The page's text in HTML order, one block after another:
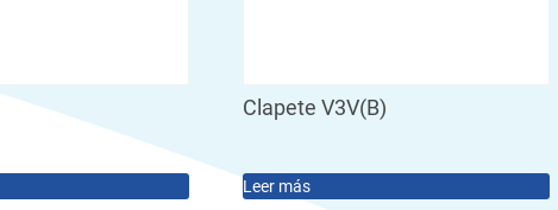
Clapete V3V(B)
Leer más